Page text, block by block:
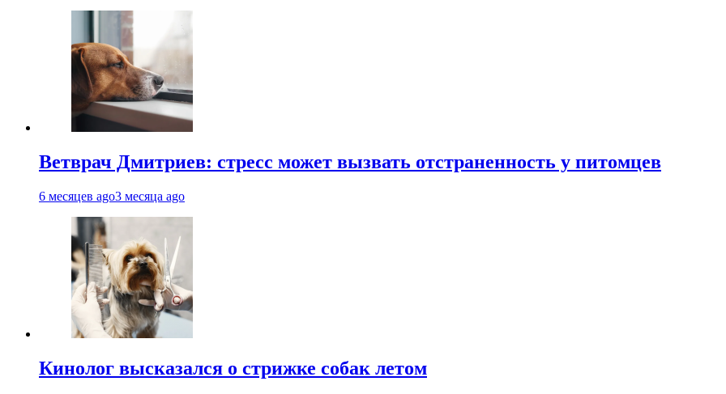
Ветврач Дмитриев: стресс может вызвать отстраненность у питомцев
6 месяцев ago3 месяца ago
Кинолог высказался о стрижке собак летом